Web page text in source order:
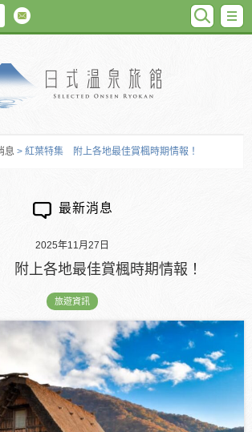
息 > 紅葉特集 附上各地最佳賞楓時期情報！
最新消息
2025年11月27日
附上各地最佳賞楓時期情報！
旅遊資訊